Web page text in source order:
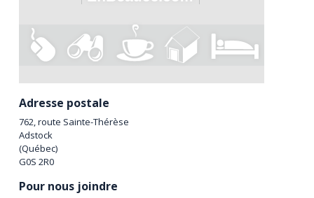
Adresse postale
762, route Sainte-Thérèse
Adstock
(Québec)
G0S 2R0
Pour nous joindre